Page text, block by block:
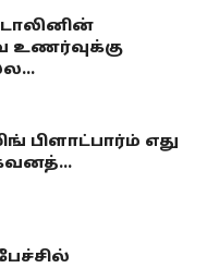
உணர்வுக்கு
பிளாட்பார்ம் எது
கவனத்...